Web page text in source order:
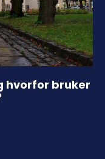
hvorfor bruker